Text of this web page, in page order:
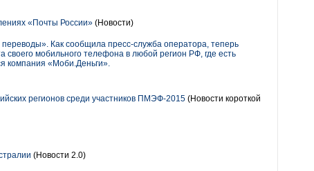
«Почты России» (Новости)
Как сообщила пресс-служба оператора, теперь
своего мобильного телефона в любой регион РФ, где есть
компания «Моби.Деньги».
регионов среди участников ПМЭФ-2015 (Новости короткой
(Новости 2.0)